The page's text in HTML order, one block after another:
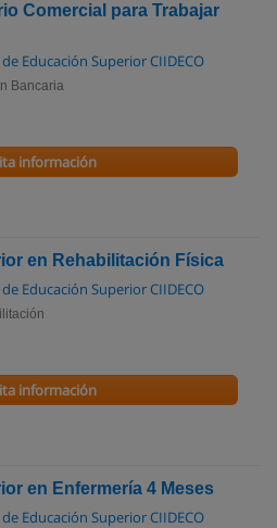
Comercial para Trabajar
Educación Superior CIIDECO
Bancaria
información
en Rehabilitación Física
Educación Superior CIIDECO
información
en Enfermería 4 Meses
Educación Superior CIIDECO